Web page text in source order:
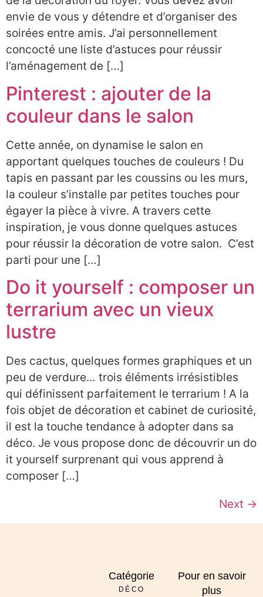
envie de vous y détendre et d’organiser des
soirées entre amis. J’ai personnellement
concocté une liste d’astuces pour réussir
l’aménagement de […]
Pinterest : ajouter de la
couleur dans le salon
Cette année, on dynamise le salon en
apportant quelques touches de couleurs ! Du
tapis en passant par les coussins ou les murs,
la couleur s’installe par petites touches pour
égayer la pièce à vivre. A travers cette
inspiration, je vous donne quelques astuces
pour réussir la décoration de votre salon. C’est
parti pour une […]
Do it yourself : composer un
terrarium avec un vieux
lustre
Des cactus, quelques formes graphiques et un
peu de verdure… trois éléments irrésistibles
qui définissent parfaitement le terrarium ! A la
fois objet de décoration et cabinet de curiosité,
il est la touche tendance à adopter dans sa
déco. Je vous propose donc de découvrir un do
it yourself surprenant qui vous apprend à
composer […]
Next →
Catégorie
DÉCO
Pour en savoir
plus